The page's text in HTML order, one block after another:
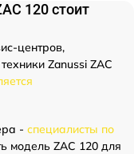
120 стоит
центров,
Zanussi ZAC
- специалисты по
модель ZAC 120 для